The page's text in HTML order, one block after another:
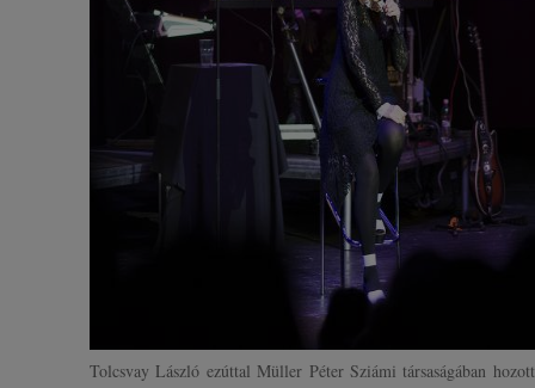
Tolcsvay László ezúttal Müller Péter Sziámi társaságában